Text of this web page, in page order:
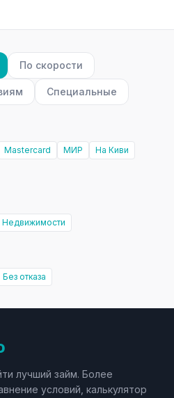
По скорости
Специальные
Mastercard МИР
На Киви
Недвижимости
Без отказа
лучший займ. Более
условий, калькулятор